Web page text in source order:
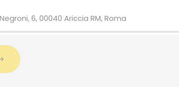
6, 00040 Ariccia RM, Roma
6, Avigliana